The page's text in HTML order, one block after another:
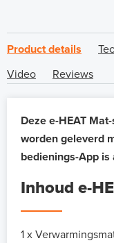
Product details
Video
Reviews
Deze e-HEAT
worden geleverd
bedienings-App is
Inhoud e-
1 x